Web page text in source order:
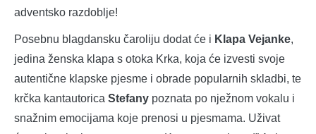
adventsko razdoblje!
Posebnu blagdansku čaroliju dodat će i Klapa Vejanke,
jedina ženska klapa s otoka Krka, koja će izvesti svoje
autentične klapske pjesme i obrade popularnih skladbi, te
krčka kantautorica Stefany poznata po nježnom vokalu i
snažnim emocijama koje prenosi u pjesmama. Uživat